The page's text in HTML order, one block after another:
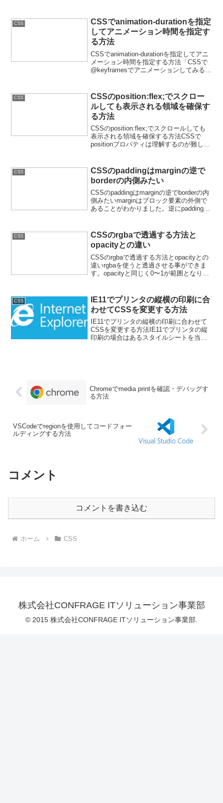
CSS
CSSでanimation-durationを指定
してアニメーション時間を指定す
る方法
CSSでanimation-durationを指定してアニ
メーション時間を指定する方法「CSSで
@keyframesでアニメーションしてみる」
定して、アニメーシ...
CSS
CSSのposition:flex;でスクロー
ルしても表示される領域を確保す
る方法
CSSのposition:flex;でスクロールしても
表示される領域を確保する方法CSSで
positionプロパティは理解するのが難しい
面が縦長でスク...
CSS
CSSのpaddingはmarginの逆で
borderの内側みたい
CSSのpaddingはmarginの逆でborderの内
側みたいmarginはブロック要素の外側で
あることがわかりました。逆にpaddingを
のコンテンツ位置が変...
CSS
CSSのrgbaで透過する方法と
opacityとの違い
CSSのrgbaで透過する方法とopacityとの
違いrgbaを使うと透過させる事ができま
す。opacityと同じく0〜1が範囲となりま
CSS
IE11でプリンタの縦横の印刷に合
わせてCSSを変更する方法
IE11でプリンタの縦横の印刷に合わせて
CSSを変更する方法IE11でプリンタの縦
印刷の場合はあるスタイルシートを当
Chromeでmedia printを確認・デバッグす
る方法
VSCodeでregionを使用してコードフォー
ルディングする方法
コメント
コメントを書き込む
ホーム CSS
株式会社CONFRAGE ITソリューション事業部
© 2015 株式会社CONFRAGE ITソリューション事業部.